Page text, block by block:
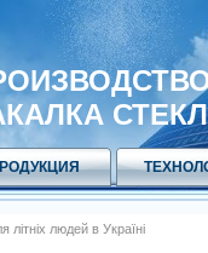
людей в Україні